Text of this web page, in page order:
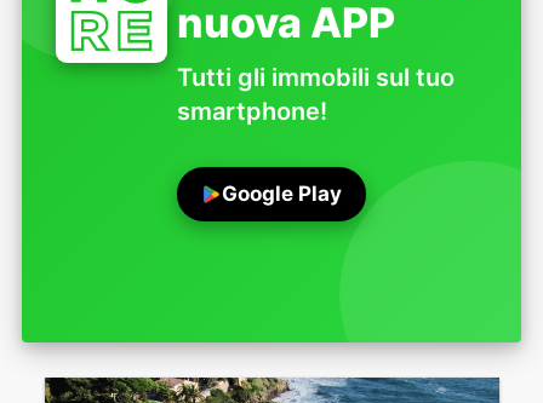
nuova APP
Tutti gli immobili sul tuo
smartphone!
Google Play